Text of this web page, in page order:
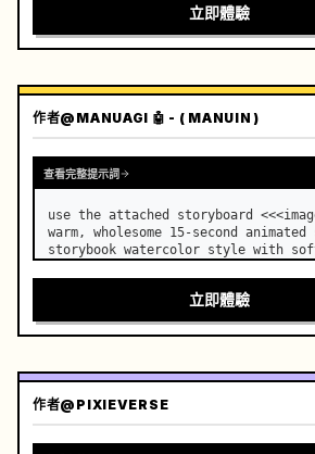
立即體驗
作者@MANUAGI 🤖 - ( MANUIN )
查看完整提示詞
use the attached storyboard
warm, wholesome 15-second
storybook watercolor style with
立即體驗
作者@PIXIEVERSE